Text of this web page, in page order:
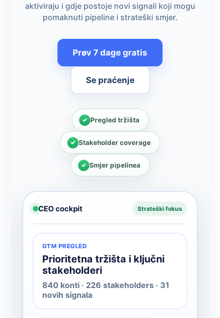
aktiviraju i gdje postoje novi signali koji mogu
pomaknuti pipeline i strateški smjer.
Prøv 7 dage gratis
Se praćenje
Pregled tržišta
Stakeholder coverage
Smjer pipelinea
CEO cockpit Strateški fokus
GTM PREGLED
Prioritetna tržišta i ključni
stakeholderi
840 konti · 226 stakeholders · 31
novih signala